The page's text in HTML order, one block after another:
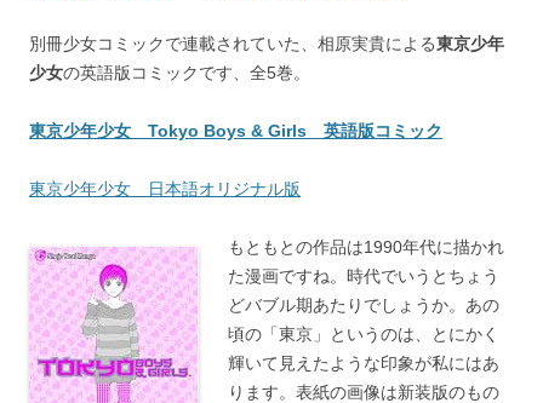
別冊少女コミックで連載されていた、相原実貴による東京少年
少女の英語版コミックです、全5巻。
東京少年少女 Tokyo Boys & Girls 英語版コミック
東京少年少女 日本語オリジナル版
もともとの作品は1990年代に描かれ
た漫画ですね。時代でいうとちょう
どバブル期あたりでしょうか。あの
頃の「東京」というのは、とにかく
輝いて見えたような印象が私にはあ
ります。表紙の画像は新装版のもの